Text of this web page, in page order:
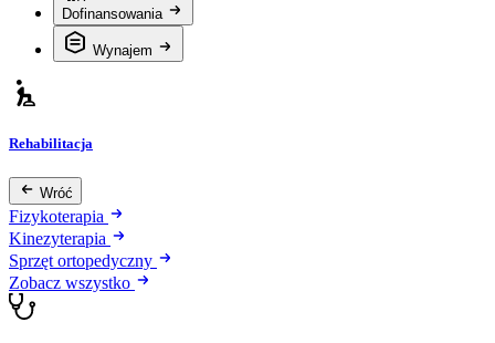
Dofinansowania
Wynajem
Rehabilitacja
Wróć
Fizykoterapia
Kinezyterapia
Sprzęt ortopedyczny
Zobacz wszystko